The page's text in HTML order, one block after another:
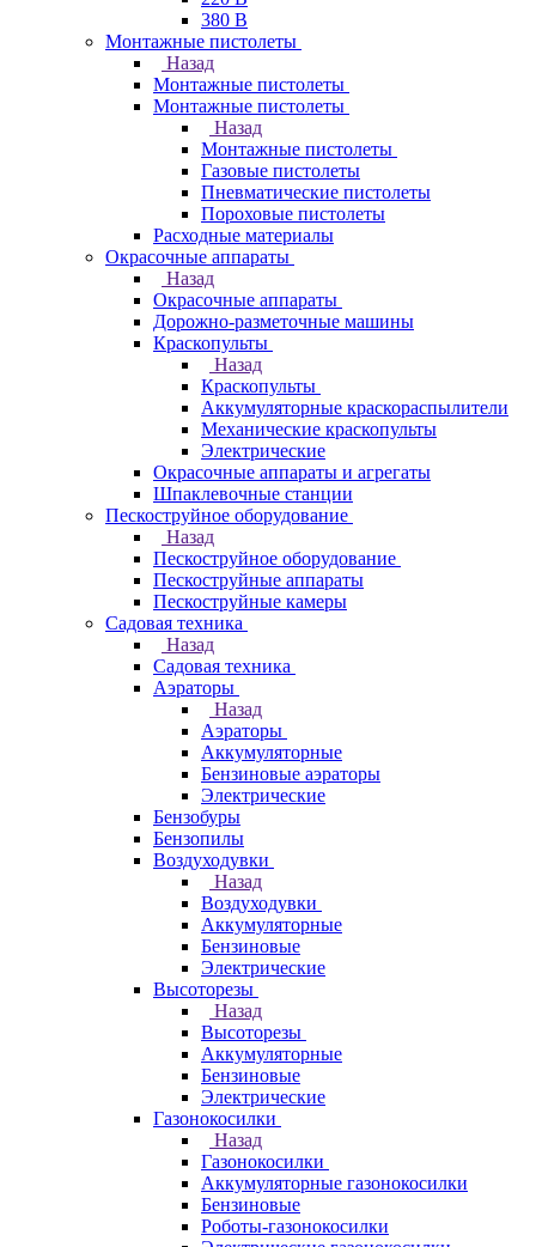
380 В
Монтажные пистолеты
Назад
Монтажные пистолеты
Монтажные пистолеты
Назад
Монтажные пистолеты
Газовые пистолеты
Пневматические пистолеты
Пороховые пистолеты
Расходные материалы
Окрасочные аппараты
Назад
Окрасочные аппараты
Дорожно-разметочные машины
Краскопульты
Назад
Краскопульты
Аккумуляторные краскораспылители
Механические краскопульты
Электрические
Окрасочные аппараты и агрегаты
Шпаклевочные станции
Пескоструйное оборудование
Назад
Пескоструйное оборудование
Пескоструйные аппараты
Пескоструйные камеры
Садовая техника
Назад
Садовая техника
Аэраторы
Назад
Аэраторы
Аккумуляторные
Бензиновые аэраторы
Электрические
Бензобуры
Бензопилы
Воздуходувки
Назад
Воздуходувки
Аккумуляторные
Бензиновые
Электрические
Высоторезы
Назад
Высоторезы
Аккумуляторные
Бензиновые
Электрические
Газонокосилки
Назад
Газонокосилки
Аккумуляторные газонокосилки
Бензиновые
Роботы-газонокосилки